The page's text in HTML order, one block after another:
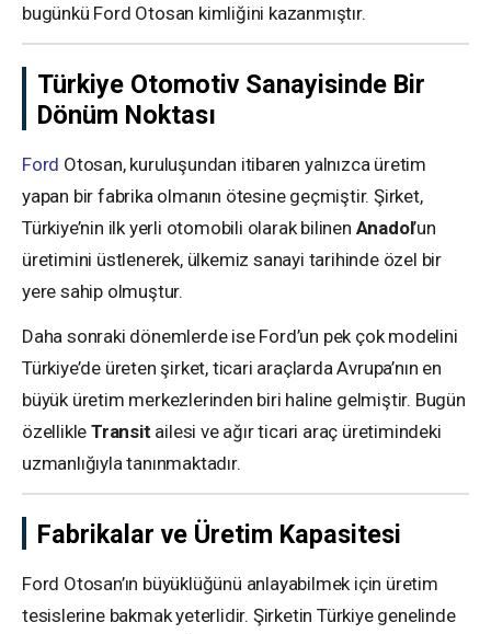
bugünkü Ford Otosan kimliğini kazanmıştır.
Türkiye Otomotiv Sanayisinde Bir
Dönüm Noktası
Ford Otosan, kuruluşundan itibaren yalnızca üretim
yapan bir fabrika olmanın ötesine geçmiştir. Şirket,
Türkiye’nin ilk yerli otomobili olarak bilinen Anadol’un
üretimini üstlenerek, ülkemiz sanayi tarihinde özel bir
yere sahip olmuştur.
Daha sonraki dönemlerde ise Ford’un pek çok modelini
Türkiye’de üreten şirket, ticari araçlarda Avrupa’nın en
büyük üretim merkezlerinden biri haline gelmiştir. Bugün
özellikle Transit ailesi ve ağır ticari araç üretimindeki
uzmanlığıyla tanınmaktadır.
Fabrikalar ve Üretim Kapasitesi
Ford Otosan’ın büyüklüğünü anlayabilmek için üretim
tesislerine bakmak yeterlidir. Şirketin Türkiye genelinde